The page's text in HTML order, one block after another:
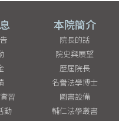
習
動
本院簡介
院長的話
院史與展望
歷屆院長
名譽法學博士
圖書設備
輔仁法學叢書